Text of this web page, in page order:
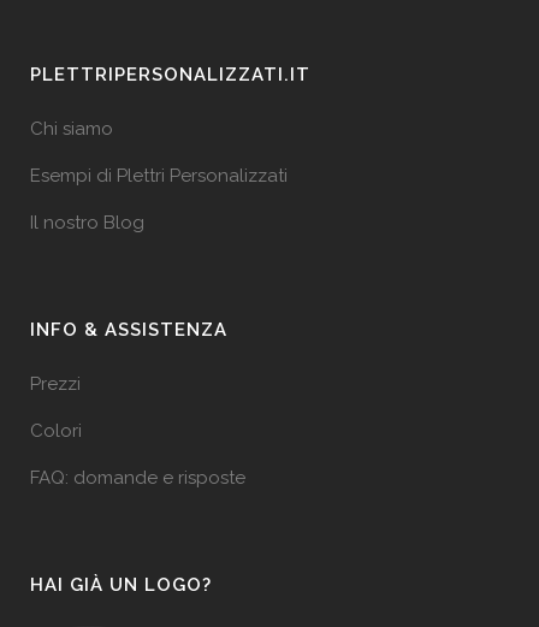
PLETTRIPERSONALIZZATI.IT
Chi siamo
Esempi di Plettri Personalizzati
Il nostro Blog
INFO & ASSISTENZA
Prezzi
Colori
FAQ: domande e risposte
HAI GIÀ UN LOGO?